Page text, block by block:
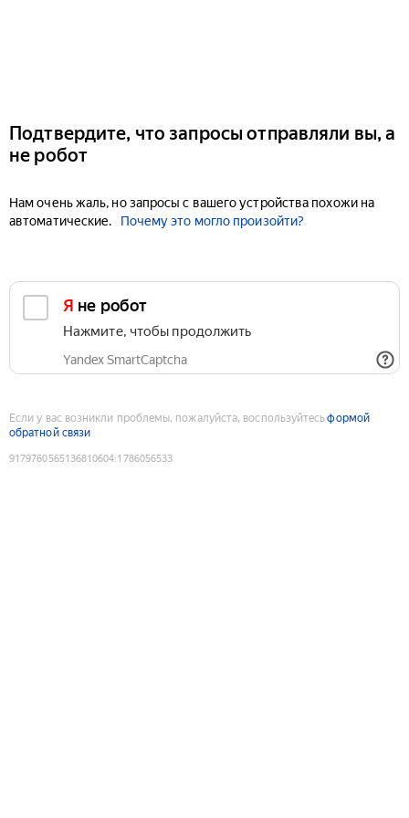
Подтвердите, что запросы отправляли вы, а
не робот
Нам очень жаль, но запросы с вашего устройства похожи на
автоматические.
Почему это могло произойти?
Я не робот
Нажмите, чтобы продолжить
Yandex SmartCaptcha
Если у вас возникли проблемы, пожалуйста, воспользуйтесьформой
обратной связи
9179760565136810604:1786056533